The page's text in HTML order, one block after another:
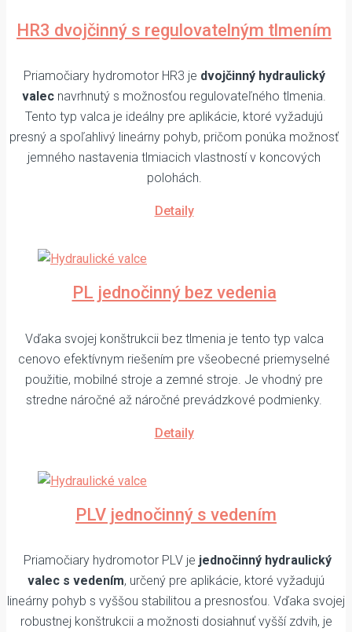
HR3 dvojčinný s regulovatelným tlmením
Priamočiary hydromotor HR3 je dvojčinný hydraulický
valec navrhnutý s možnosťou regulovateľného tlmenia.
Tento typ valca je ideálny pre aplikácie, ktoré vyžadujú
presný a spoľahlivý lineárny pohyb, pričom ponúka možnosť
jemného nastavenia tlmiacich vlastností v koncových
polohách.
Detaily
PL jednočinný bez vedenia
Vďaka svojej konštrukcii bez tlmenia je tento typ valca
cenovo efektívnym riešením pre všeobecné priemyselné
použitie, mobilné stroje a zemné stroje. Je vhodný pre
stredne náročné až náročné prevádzkové podmienky.
Detaily
PLV jednočinný s vedením
Priamočiary hydromotor PLV je jednočinný hydraulický
valec s vedením, určený pre aplikácie, ktoré vyžadujú
lineárny pohyb s vyššou stabilitou a presnosťou. Vďaka svojej
robustnej konštrukcii a možnosti dosiahnuť vyšší zdvih, je